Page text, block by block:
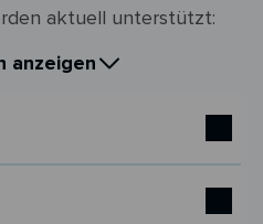
aktuell unterstützt:
anzeigen